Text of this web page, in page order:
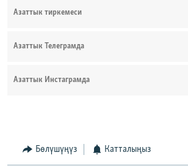
Азаттык тиркемеси
Азаттык Телеграмда
Азаттык Инстаграмда
Бөлүшүңүз Катталыңыз